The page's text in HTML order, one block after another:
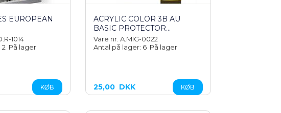
EUROPEAN
1014
På lager
ACRYLIC COLOR 3B AU
BASIC PROTECTOR...
Vare nr. A.MIG-0022
Antal på lager: 6 På lager
25,00DKK